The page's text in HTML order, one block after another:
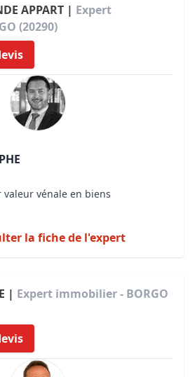
APPART | Expert
(20290)
vénale en biens
la fiche de l'expert
| Expert immobilier - BORGO